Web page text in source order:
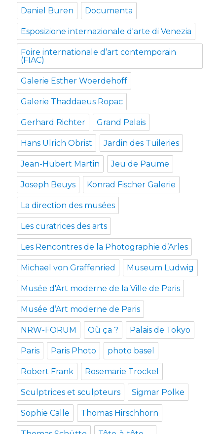
Daniel Buren Documenta
Esposizione internazionale d'arte di Venezia
Foire internationale d’art contemporain
(FIAC)
Galerie Esther Woerdehoff
Galerie Thaddaeus Ropac
Gerhard Richter Grand Palais
Hans Ulrich Obrist Jardin des Tuileries
Jean-Hubert Martin Jeu de Paume
Joseph Beuys Konrad Fischer Galerie
La direction des musées
Les curatrices des arts
Les Rencontres de la Photographie d’Arles
Michael von Graffenried Museum Ludwig
Musée d'Art moderne de la Ville de Paris
Musée d’Art moderne de Paris
NRW-FORUM Où ça ? Palais de Tokyo
Paris Paris Photo photo basel
Robert Frank Rosemarie Trockel
Sculptrices et sculpteurs Sigmar Polke
Sophie Calle Thomas Hirschhorn